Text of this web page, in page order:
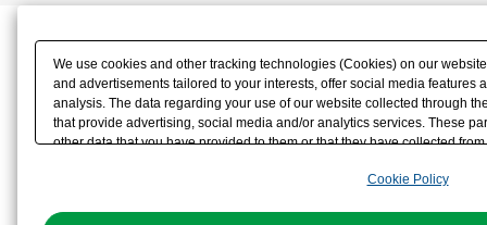
We use cookies and other tracking technologies (Cookies) on our
and advertisements tailored to your interests, offer social media features
analysis. The data regarding your use of our website collected through
that provide advertising, social media and/or analytics services. These
other data that you have provided to them or that they have collected
the use of all Cookies except for Strictly Necessary Cookies, please
You can change your consent or rejection settings at any time via
Cookie Policy